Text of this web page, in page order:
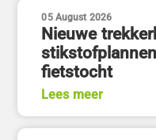
05 August 2026
Nieuwe
fietstocht
Lees meer